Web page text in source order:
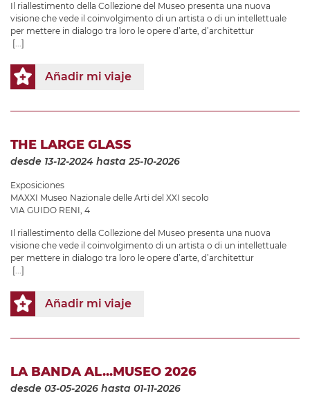
Il riallestimento della Collezione del Museo presenta una nuova
visione che vede il coinvolgimento di un artista o di un intellettuale
per mettere in dialogo tra loro le opere d’arte, d’architettur
[...]
Añadir mi viaje
THE LARGE GLASS
desde 13-12-2024 hasta 25-10-2026
Exposiciones
MAXXI Museo Nazionale delle Arti del XXI secolo
VIA GUIDO RENI, 4
Il riallestimento della Collezione del Museo presenta una nuova
visione che vede il coinvolgimento di un artista o di un intellettuale
per mettere in dialogo tra loro le opere d’arte, d’architettur
[...]
Añadir mi viaje
LA BANDA AL...MUSEO 2026
desde 03-05-2026 hasta 01-11-2026